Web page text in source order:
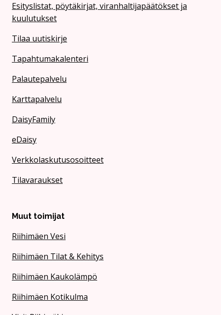
Esityslistat, pöytäkirjat, viranhaltijapäätökset ja
kuulutukset
Tilaa uutiskirje
Tapahtumakalenteri
Palautepalvelu
Karttapalvelu
DaisyFamily
eDaisy
Verkkolaskutusosoitteet
Tilavaraukset
Muut toimijat
Riihimäen Vesi
Riihimäen Tilat & Kehitys
Riihimäen Kaukolämpö
Riihimäen Kotikulma